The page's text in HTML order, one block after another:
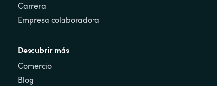
Carrera
Empresa colaboradora
Descubrir más
Comercio
Blog